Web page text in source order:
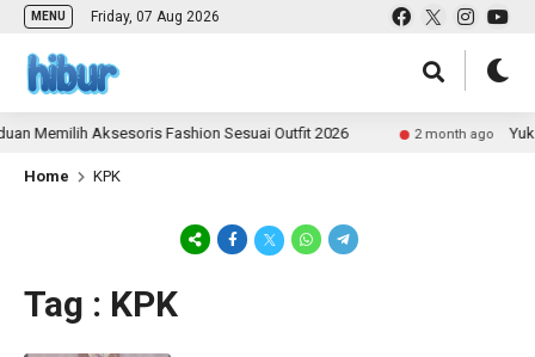
MENU Friday, 07 Aug 2026
Memilih Aksesoris Fashion Sesuai Outfit 2026 2 month ago
Home KPK
Tag : KPK